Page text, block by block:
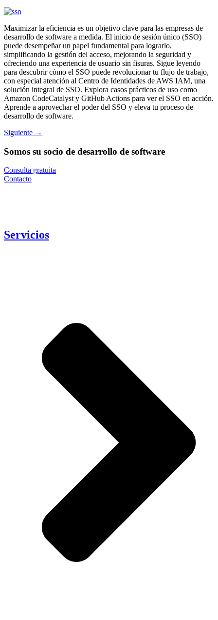
Maximizar la eficiencia es un objetivo clave para las empresas de
desarrollo de software a medida. El inicio de sesión único (SSO)
puede desempeñar un papel fundamental para lograrlo,
simplificando la gestión del acceso, mejorando la seguridad y
ofreciendo una experiencia de usuario sin fisuras. Sigue leyendo
para descubrir cómo el SSO puede revolucionar tu flujo de trabajo,
con especial atención al Centro de Identidades de AWS IAM, una
solución integral de SSO. Explora casos prácticos de uso como
Amazon CodeCatalyst y GitHub Actions para ver el SSO en acción.
Aprende a aprovechar el poder del SSO y eleva tu proceso de
desarrollo de software.
Siguiente →
Somos su socio de desarrollo de software
Consulta gratuita
Contacto
Servicios